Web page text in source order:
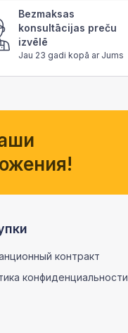
Bezmaksas
konsultācijas preču
izvēlē
Jau 23 gadi kopā ar Jums
контракт
конфиденциальности